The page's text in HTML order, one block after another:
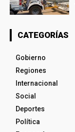
CATEGORÍAS
Gobierno
Regiones
Internacional
Social
Deportes
Política